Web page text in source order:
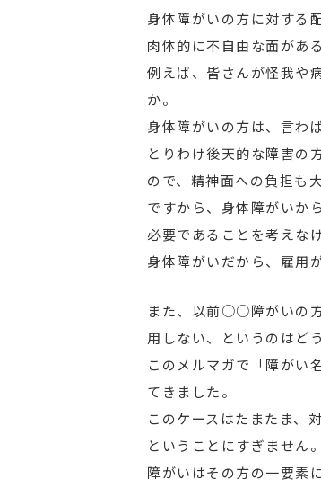
身体障がいの方に対する
肉体的に不自由な面があ
例えば、皆さんが怪我や
か。
身体障がいの方は、言わ
とりわけ後天的な障害の
ので、精神面への負担も
ですから、身体障がいか
必要であることを考えな
身体障がいだから、雇用
また、以前○○障がいの
用しない、というのはど
このメルマガで「障がい
てきました。
このケースはたまたま、
ということにすぎません。
障がいはその方の一要素